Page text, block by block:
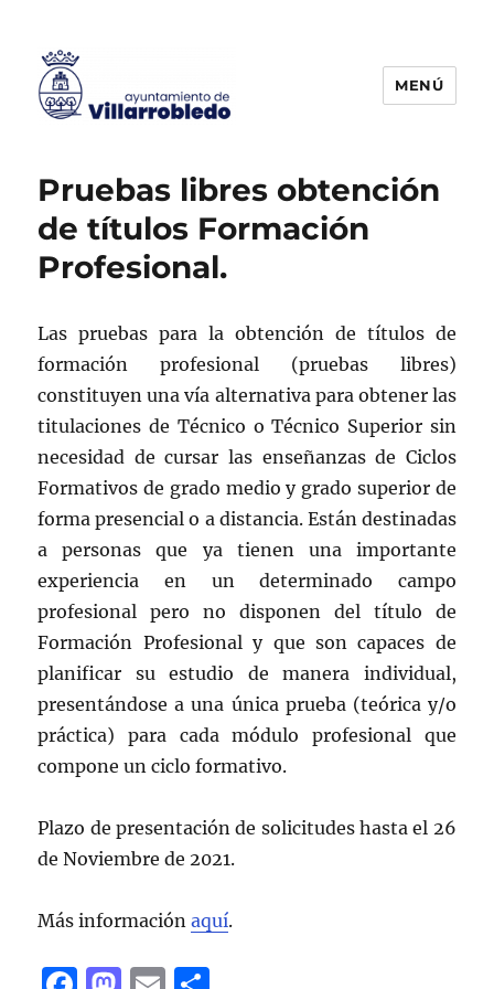
MENÚ
Pruebas libres obtención
de títulos Formación
Profesional.
Las pruebas para la obtención de títulos de
formación profesional (pruebas libres)
constituyen una vía alternativa para obtener las
titulaciones de Técnico o Técnico Superior sin
necesidad de cursar las enseñanzas de Ciclos
Formativos de grado medio y grado superior de
forma presencial o a distancia. Están destinadas
a personas que ya tienen una importante
experiencia en un determinado campo
profesional pero no disponen del título de
Formación Profesional y que son capaces de
planificar su estudio de manera individual,
presentándose a una única prueba (teórica y/o
práctica) para cada módulo profesional que
compone un ciclo formativo.
Plazo de presentación de solicitudes hasta el 26
de Noviembre de 2021.
Más informaciónaquí.